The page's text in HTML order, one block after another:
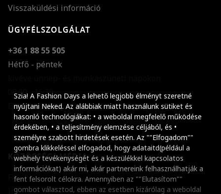
Szia! A Fashion Days a lehető legjobb élményt szeretné
nyújtani Neked. Az alábbiak miatt használunk sütiket és
hasonló technológiákat: • a weboldal megfelelő működése
érdekében, • a teljesítmény elemzése céljából, és •
személyre szabott hirdetések esetén. Az ""Elfogadom""
gombra klikkeléssel elfogadod, hogy adataitd(például a
webhely tevékenységét és a készülékkel kapcsolatos
információkat) akár mi, akár partnereink felhasználhatják a
fent felsorolt célokra. Amennyiben az ""Elutasítom""
gombot választod, ebben az esetben kizárólag a weboldal
Visszaküldési információ
ÜGYFÉLSZOLGÁLAT
+36 1 88 55 505
Hétfő - péntek
08:00 - 16:30
E-mail küldése
KÖZÖSSÉGI MÉDIA
Facebook
Instagram
Szöveg méretének
Szóköz növelése
Szóköz csökkentése
Sortávolság
Sortávolság